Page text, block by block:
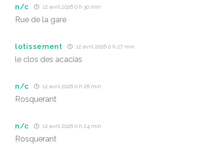
n/c 12 avril 2026 0 h 30 min
Rue de la gare
lotissement 12 avril 2026 0 h 27 min
le clos des acacias
n/c 12 avril 2026 0 h 26 min
Rosquerant
n/c 12 avril 2026 0 h 24 min
Rosquerant